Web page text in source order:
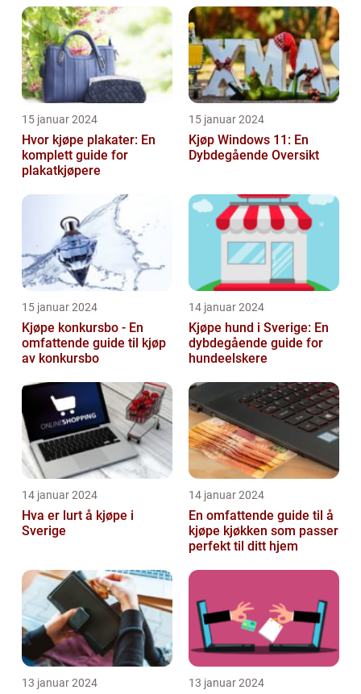
15 januar 2024
Hvor kjøpe plakater: En
komplett guide for
plakatkjøpere
15 januar 2024
Kjøp Windows 11: En
Dybdegående Oversikt
15 januar 2024
Kjøpe konkursbo - En
omfattende guide til kjøp
av konkursbo
14 januar 2024
Kjøpe hund i Sverige: En
dybdegående guide for
hundeelskere
14 januar 2024
Hva er lurt å kjøpe i
Sverige
14 januar 2024
En omfattende guide til å
kjøpe kjøkken som passer
perfekt til ditt hjem
13 januar 2024 13 januar 2024